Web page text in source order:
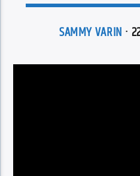
SAMMY VARIN ·